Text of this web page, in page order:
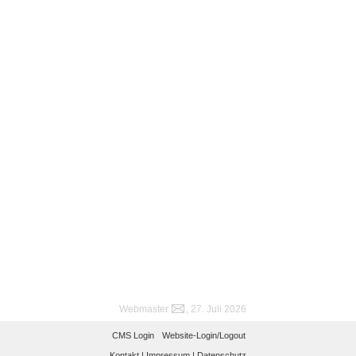
Webmaster , 27. Juli 2026
CMS Login Website-Login/Logout